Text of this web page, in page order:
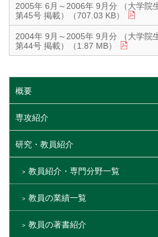
2005年 6月～2006年 9月分 （大学院
第45号 掲載）（707.03 KB）
2004年 9月～2005年 9月分 （大学院
第44号 掲載）（1.87 MB）
概要
専攻紹介
研究・教員紹介
教員紹介・専門分野一覧
教員の業績一覧
教員の著書紹介